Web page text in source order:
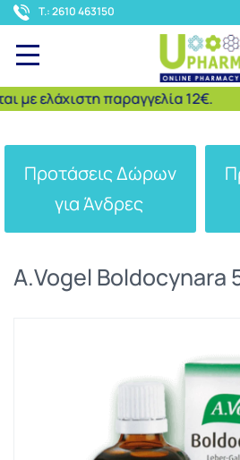
T.: 2610 463150
ελάχιστη παραγγελία 12€.
Προτάσεις Δώρων
για Άνδρες
A.Vogel Boldocynara